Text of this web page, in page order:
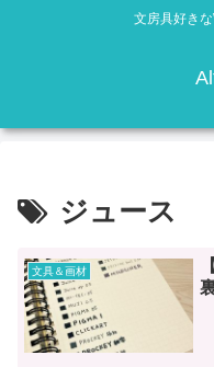
文房具好き
ジュース
文具＆画材